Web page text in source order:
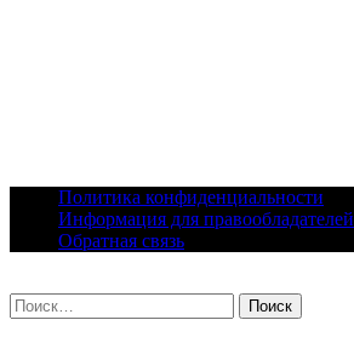
content
Политика конфиденциальности
Информация для правообладателей
Обратная связь
Найти: